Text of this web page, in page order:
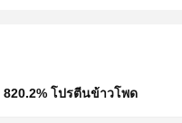
820.2% โปรตีนข้าวโพด